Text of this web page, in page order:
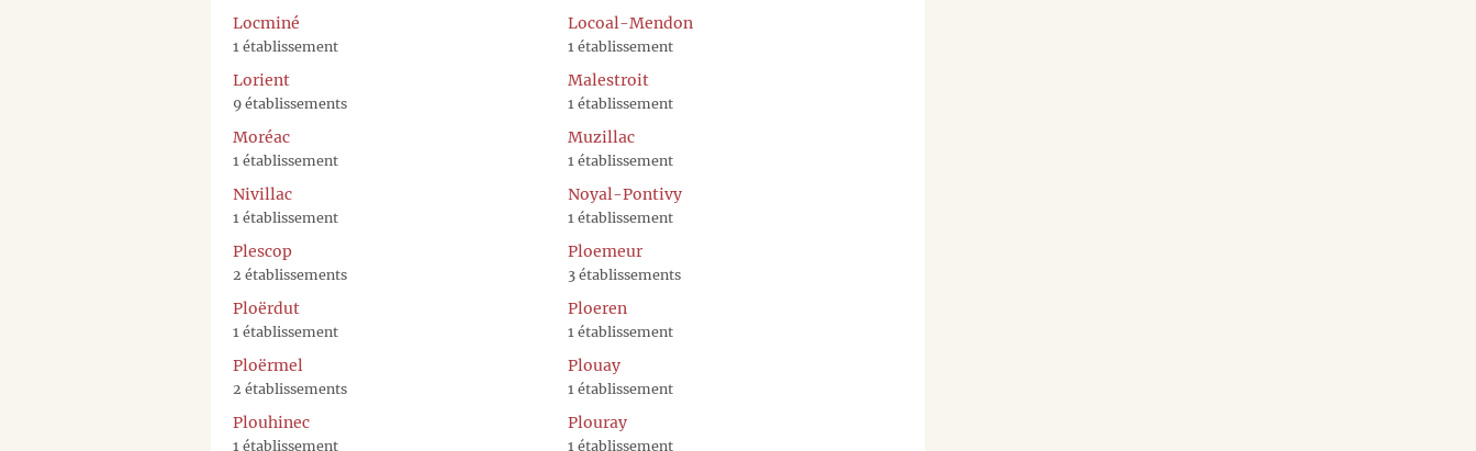
Locminé
1 établissement
Locoal-Mendon
1 établissement
Lorient
9 établissements
Malestroit
1 établissement
Moréac
1 établissement
Muzillac
1 établissement
Nivillac
1 établissement
Noyal-Pontivy
1 établissement
Plescop
2 établissements
Ploemeur
3 établissements
Ploërdut
1 établissement
Ploeren
1 établissement
Ploërmel
2 établissements
Plouay
1 établissement
Plouhinec
1 établissement
Plouray
1 établissement